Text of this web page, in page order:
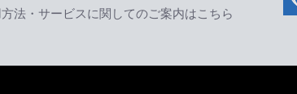
法・サービスに関してのご案内はこちら